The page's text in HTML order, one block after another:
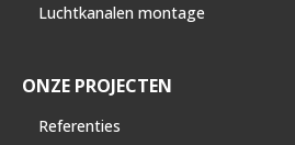
Luchtkanalen montage
ONZE PROJECTEN
Referenties